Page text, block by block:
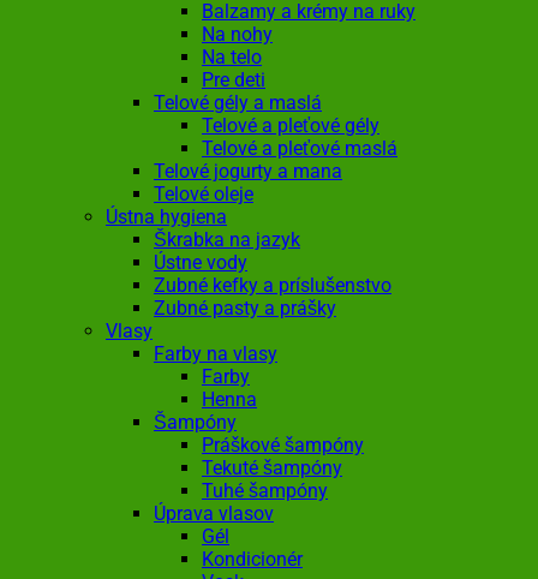
Balzamy a krémy na ruky
Na nohy
Na telo
Pre deti
Telové gély a maslá
Telové a pleťové gély
Telové a pleťové maslá
Telové jogurty a mana
Telové oleje
Ústna hygiena
Škrabka na jazyk
Ústne vody
Zubné kefky a príslušenstvo
Zubné pasty a prášky
Vlasy
Farby na vlasy
Farby
Henna
Šampóny
Práškové šampóny
Tekuté šampóny
Tuhé šampóny
Úprava vlasov
Gél
Kondicionér